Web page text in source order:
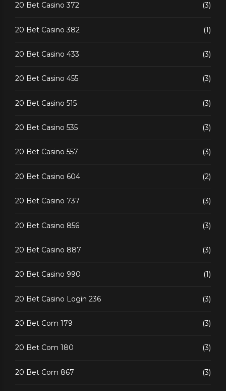
20 Bet Casino 372 (3)
20 Bet Casino 382 (1)
20 Bet Casino 433 (3)
20 Bet Casino 455 (3)
20 Bet Casino 515 (3)
20 Bet Casino 535 (3)
20 Bet Casino 557 (3)
20 Bet Casino 604 (2)
20 Bet Casino 737 (3)
20 Bet Casino 856 (3)
20 Bet Casino 887 (3)
20 Bet Casino 990 (1)
20 Bet Casino Login 236 (3)
20 Bet Com 179 (3)
20 Bet Com 180 (3)
20 Bet Com 867 (3)